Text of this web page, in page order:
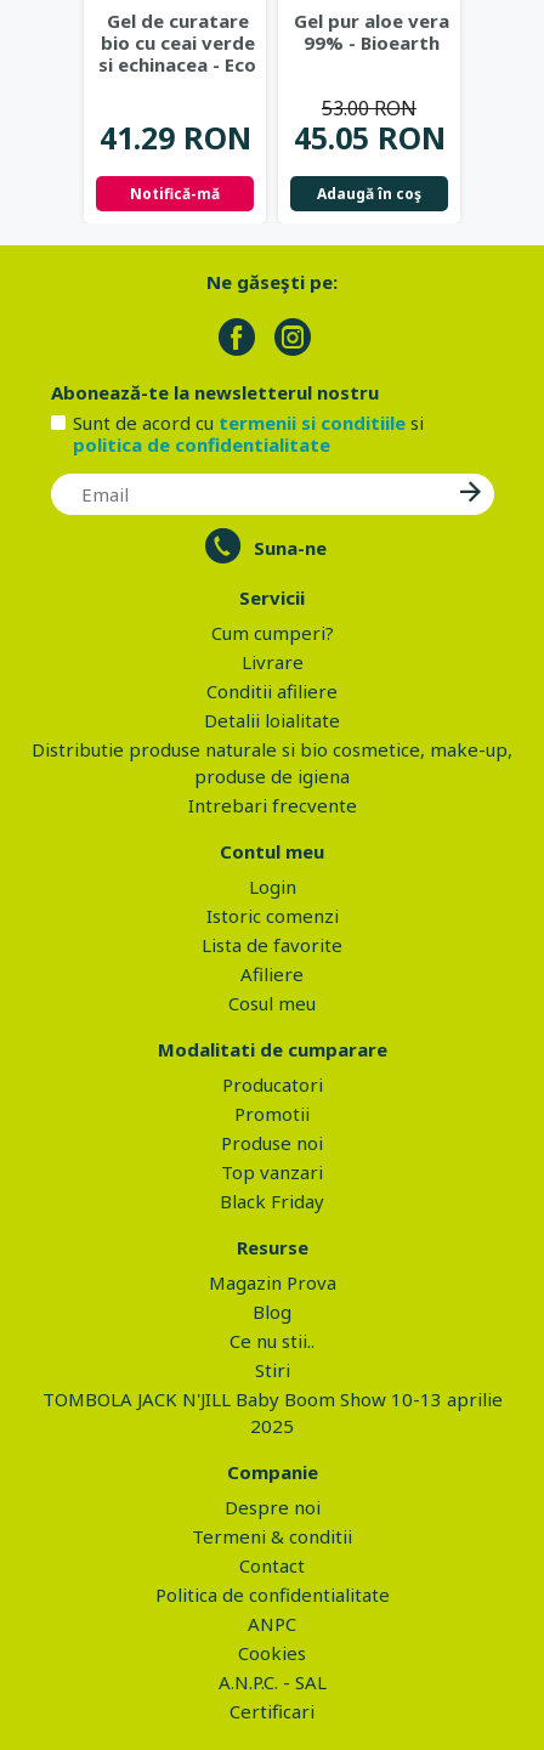
Gel de curatare
bio cu ceai verde
si echinacea - Eco
41.29 RON
Notifică-mă
Gel pur aloe vera
99% - Bioearth
45.05 RON
53.00 RON
Adaugă în coş
Ne găseşti pe:
Abonează-te la newsletterul nostru
Sunt de acord cu termenii si conditiilesi
politica de confidentialitate
Suna-ne
Servicii
Cum cumperi?
Livrare
Conditii afiliere
Detalii loialitate
Distributie produse naturale si bio cosmetice, make-up,
produse de igiena
Intrebari frecvente
Contul meu
Login
Istoric comenzi
Lista de favorite
Afiliere
Cosul meu
Modalitati de cumparare
Producatori
Promotii
Produse noi
Top vanzari
Black Friday
Resurse
Magazin Prova
Blog
Ce nu stii..
Stiri
TOMBOLA JACK N'JILL Baby Boom Show 10-13 aprilie
2025
Companie
Despre noi
Termeni & conditii
Contact
Politica de confidentialitate
ANPC
Cookies
A.N.P.C. - SAL
Certificari